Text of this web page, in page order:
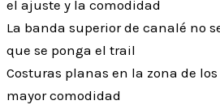
el ajuste y la comodidad
La banda superior de canalé no
que se ponga el trail
Costuras planas en la zona de
mayor comodidad